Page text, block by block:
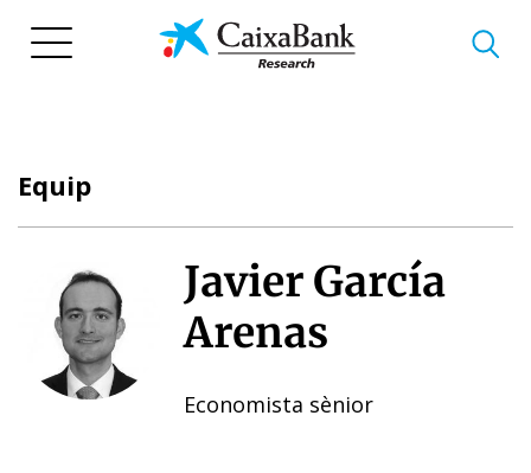
Equip
Javier García
Arenas
Economista sènior